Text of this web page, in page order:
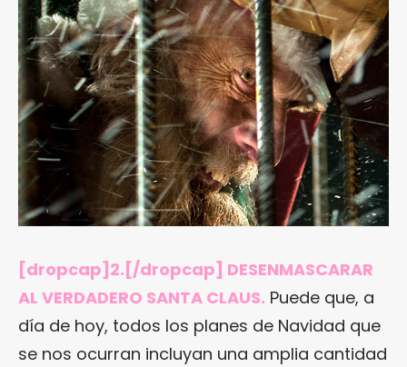
[dropcap]2.[/dropcap] DESENMASCARAR
AL VERDADERO SANTA CLAUS. Puede que, a
día de hoy, todos los planes de Navidad que
se nos ocurran incluyan una amplia cantidad